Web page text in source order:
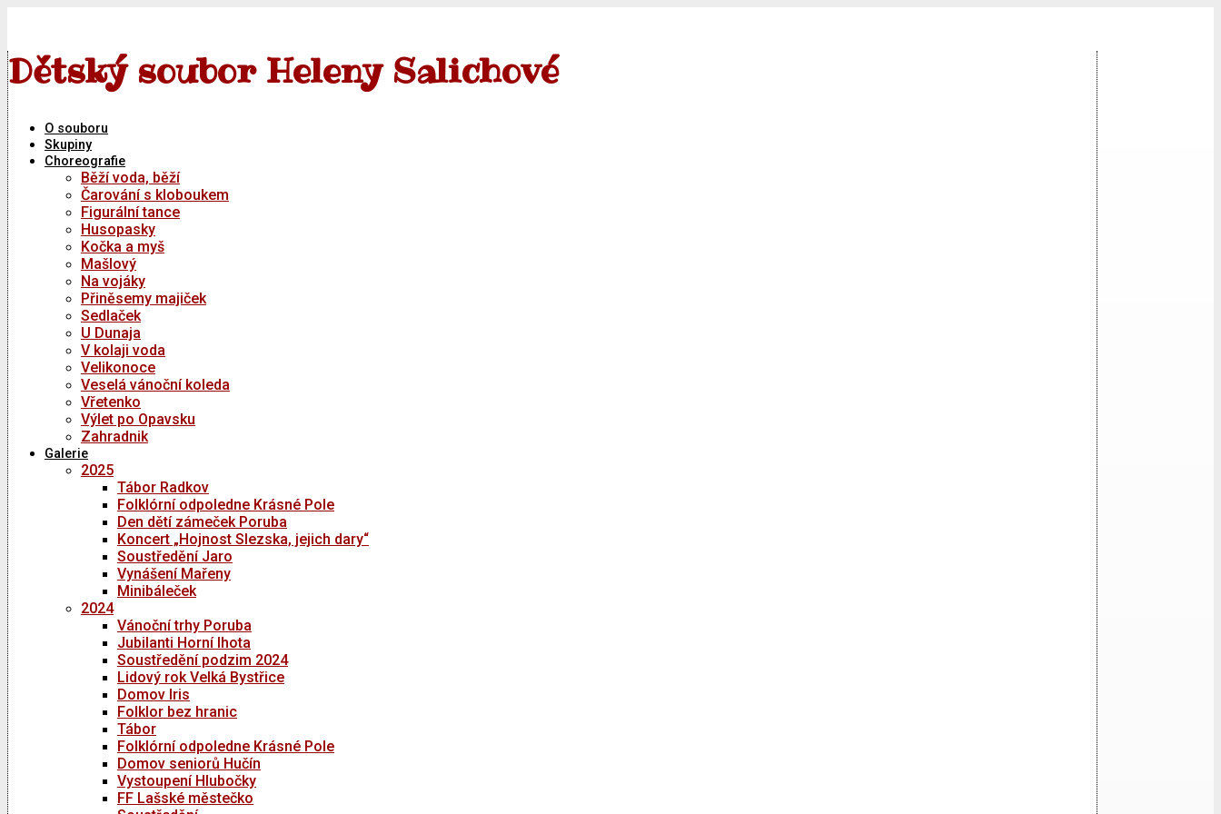
Dětský soubor Heleny Salichové
O souboru
Skupiny
Choreografie
Běží voda, běží
Čarování s kloboukem
Figurální tance
Husopasky
Kočka a myš
Mašlový
Na vojáky
Přiněsemy majiček
Sedlaček
U Dunaja
V kolaji voda
Velikonoce
Veselá vánoční koleda
Vřetenko
Výlet po Opavsku
Zahradnik
Galerie
2025
Tábor Radkov
Folklórní odpoledne Krásné Pole
Den dětí zámeček Poruba
Koncert „Hojnost Slezska, jejich dary“
Soustředění Jaro
Vynášení Mařeny
Minibáleček
2024
Vánoční trhy Poruba
Jubilanti Horní lhota
Soustředění podzim 2024
Lidový rok Velká Bystřice
Domov Iris
Folklor bez hranic
Tábor
Folklórní odpoledne Krásné Pole
Domov seniorů Hučín
Vystoupení Hlubočky
FF Lašské městečko